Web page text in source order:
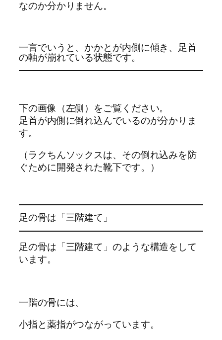
なのか分かりません。
一言でいうと、かかとが内側に傾き、足首
の軸が崩れている状態です。
下の画像（左側）をご覧ください。
足首が内側に倒れ込んでいるのが分かりま
す。
（ラクちんソックスは、その倒れ込みを防
ぐために開発された靴下です。）
足の骨は「三階建て」
足の骨は「三階建て」のような構造をして
います。
一階の骨には、
小指と薬指がつながっています。